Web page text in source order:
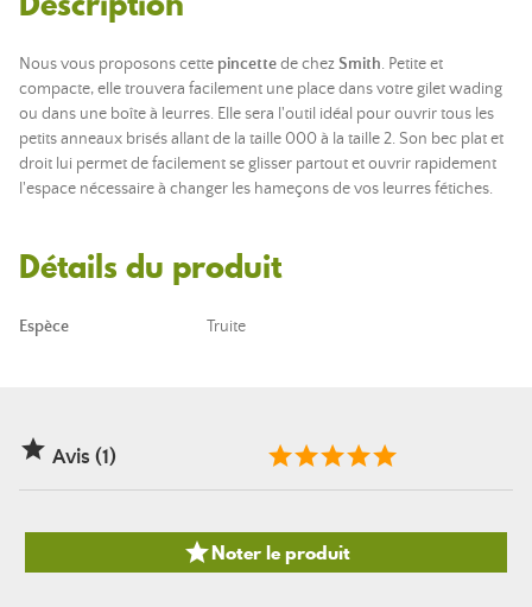
Nous vous proposons cette pincettede chezSmith. Petite et
compacte, elle trouvera facilement une place dans votre gilet wading
ou dans une boîte à leurres. Elle sera l'outil idéal pour ouvrir tous les
petits anneaux brisés allant de la taille 000 à la taille 2. Son bec plat et
droit lui permet de facilement se glisser partout et ouvrir rapidement
l'espace nécessaire à changer les hameçons de vos leurres fétiches.
Détails du produit
Espèce Truite
 Avis (1)
Noter le produit